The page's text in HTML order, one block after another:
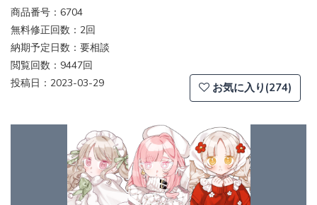
商品番号：6704
無料修正回数：2回
納期予定日数：要相談
閲覧回数：9447回
投稿日：2023-03-29
お気に入り(274)